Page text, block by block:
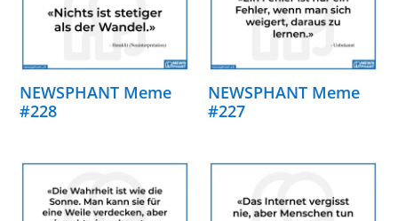
NEWSPHANT Meme
#228
NEWSPHANT Meme
#227